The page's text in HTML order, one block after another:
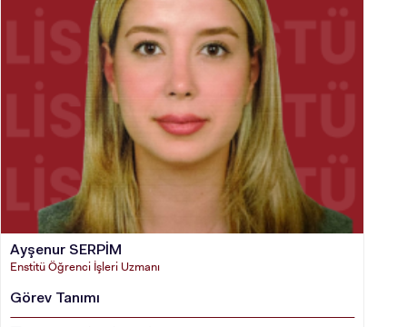
Ayşenur SERPİM
Enstitü Öğrenci İşleri Uzmanı
Görev Tanımı